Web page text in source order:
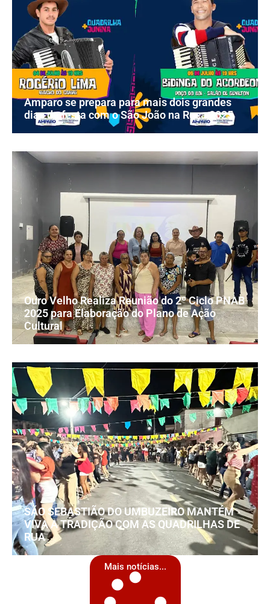
Amparo se prepara para mais dois grandes
dias de festa com o São João na Roça 2025
Ouro Velho Realiza Reunião do 2º Ciclo PNAB
2025 para Elaboração do Plano de Ação
Cultural
SÃO SEBASTIÃO DO UMBUZEIRO MANTÉM
VIVA A TRADIÇÃO COM AS QUADRILHAS DE
RUA
Mais notícias...